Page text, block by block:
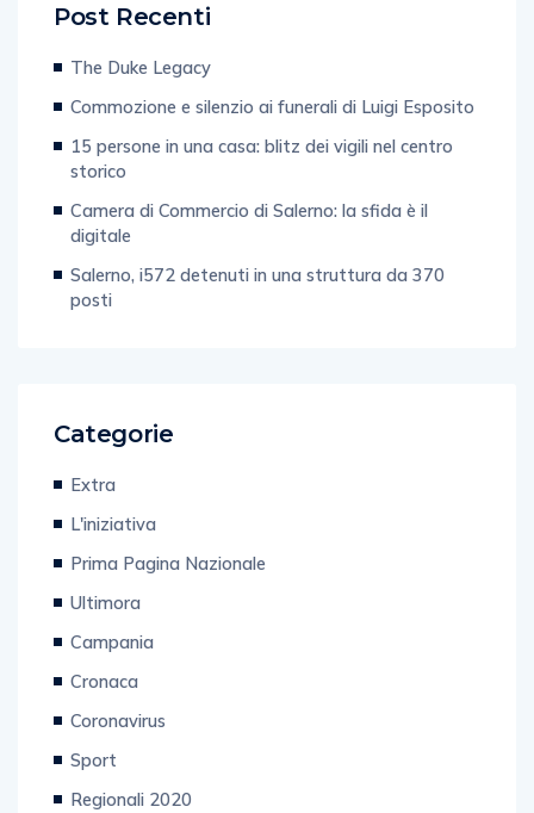
Post Recenti
The Duke Legacy
Commozione e silenzio ai funerali di Luigi Esposito
15 persone in una casa: blitz dei vigili nel centro
storico
Camera di Commercio di Salerno: la sfida è il
digitale
Salerno, i572 detenuti in una struttura da 370
posti
Categorie
Extra
L'iniziativa
Prima Pagina Nazionale
Ultimora
Campania
Cronaca
Coronavirus
Sport
Regionali 2020